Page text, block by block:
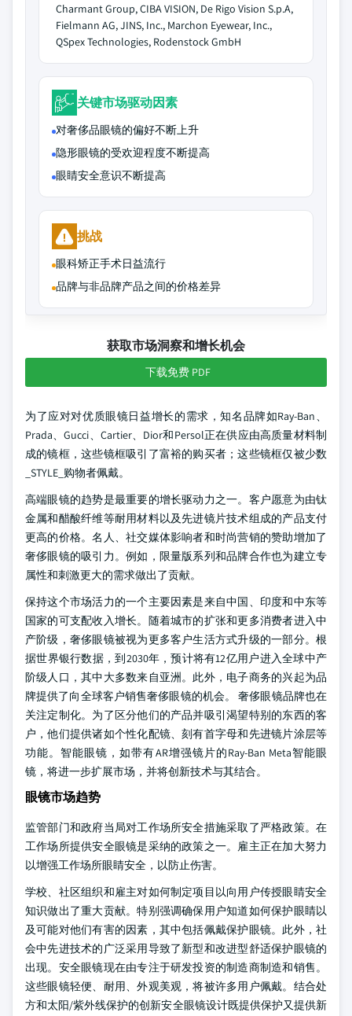
Charmant Group, CIBA VISION, De Rigo Vision S.p.A,
Fielmann AG, JINS, Inc., Marchon Eyewear, Inc.,
QSpex Technologies, Rodenstock GmbH
关键市场驱动因素
对奢侈品眼镜的偏好不断上升
隐形眼镜的受欢迎程度不断提高
眼睛安全意识不断提高
挑战
眼科矫正手术日益流行
品牌与非品牌产品之间的价格差异
获取市场洞察和增长机会
下载免费 PDF
为了应对对优质眼镜日益增长的需求，知名品牌如Ray-Ban、
Prada、Gucci、Cartier、Dior和Persol正在供应由高质量材料制
成的镜框，这些镜框吸引了富裕的购买者；这些镜框仅被少数
_STYLE_购物者佩戴。
高端眼镜的趋势是最重要的增长驱动力之一。客户愿意为由钛
金属和醋酸纤维等耐用材料以及先进镜片技术组成的产品支付
更高的价格。名人、社交媒体影响者和时尚营销的赞助增加了
奢侈眼镜的吸引力。例如，限量版系列和品牌合作也为建立专
属性和刺激更大的需求做出了贡献。
保持这个市场活力的一个主要因素是来自中国、印度和中东等
国家的可支配收入增长。随着城市的扩张和更多消费者进入中
产阶级，奢侈眼镜被视为更多客户生活方式升级的一部分。根
据世界银行数据，到2030年，预计将有12亿用户进入全球中产
阶级人口，其中大多数来自亚洲。此外，电子商务的兴起为品
牌提供了向全球客户销售奢侈眼镜的机会。
奢侈眼镜品牌也在
关注定制化。为了区分他们的产品并吸引渴望特别的东西的客
户，他们提供诸如个性化配镜、刻有首字母和先进镜片涂层等
功能。智能眼镜，如带有AR增强镜片的Ray-Ban Meta智能眼
镜，将进一步扩展市场，并将创新技术与其结合。
眼镜市场趋势
监管部门和政府当局对工作场所安全措施采取了严格政策。在
工作场所提供安全眼镜是采纳的政策之一。雇主正在加大努力
以增强工作场所眼睛安全，以防止伤害。
学校、社区组织和雇主对如何制定项目以向用户传授眼睛安全
知识做出了重大贡献。特别强调确保用户知道如何保护眼睛以
及可能对他们有害的因素，其中包括佩戴保护眼镜。此外，社
会中先进技术的广泛采用导致了新型和改进型舒适保护眼镜的
出现。安全眼镜现在由专注于研发投资的制造商制造和销售。
这些眼镜轻便、耐用、外观美观，将被许多用户佩戴。结合处
方和太阳/紫外线保护的创新安全眼镜设计既提供保护又提供新